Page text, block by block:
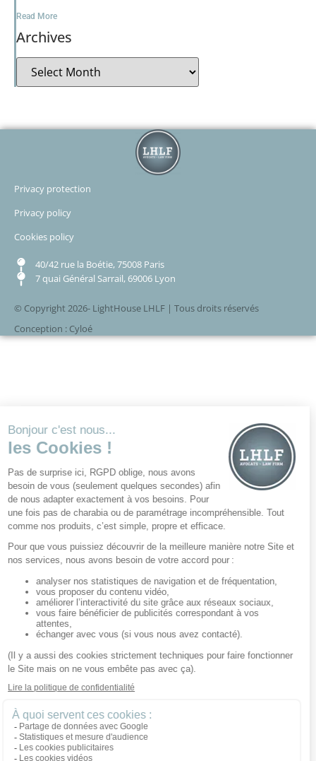
Read More
Archives
Privacy protection
Privacy policy
Cookies policy
40/42 rue la Boétie, 75008 Paris
7 quai Général Sarrail, 69006 Lyon
© Copyright 2026- LightHouse LHLF | Tous droits réservés
Conception : Cyloé